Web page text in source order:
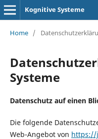
Kognitive Systeme
Home /
Systeme
Datenschutz auf einen
Die folgende
Web-Angebot von https://